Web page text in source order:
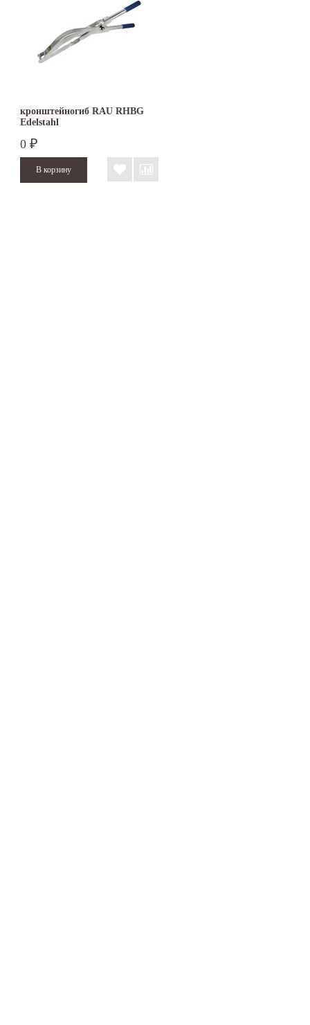
кронштейногиб RAU RHBG
Edelstahl
0 ₽